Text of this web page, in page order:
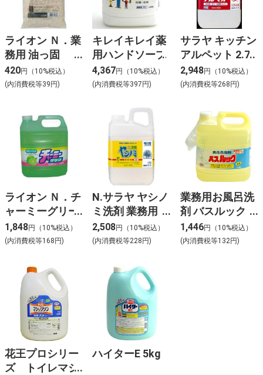
ライオン Ｎ．業
務用 油っ固
500g
420円（10%税込）
(内消費税等39円)
キレイキレイ薬
用ハンドソープ
4,367円（10%税込）
(内消費税等397円)
サラヤ キッチン
アルペット 2.7L
2,948円（10%税込）
(内消費税等268円)
ライオン Ｎ．チ
ャーミーグリー
ン 4L
1,848円（10%税込）
(内消費税等168円)
N.サラヤ ヤシノ
ミ洗剤 業務用
2.7L
2,508円（10%税込）
(内消費税等228円)
業務用お風呂洗
剤 バスルック
4L
1,446円（10%税込）
(内消費税等132円)
花王プロシリー
ズ トイレマジ
ハイターE 5kg